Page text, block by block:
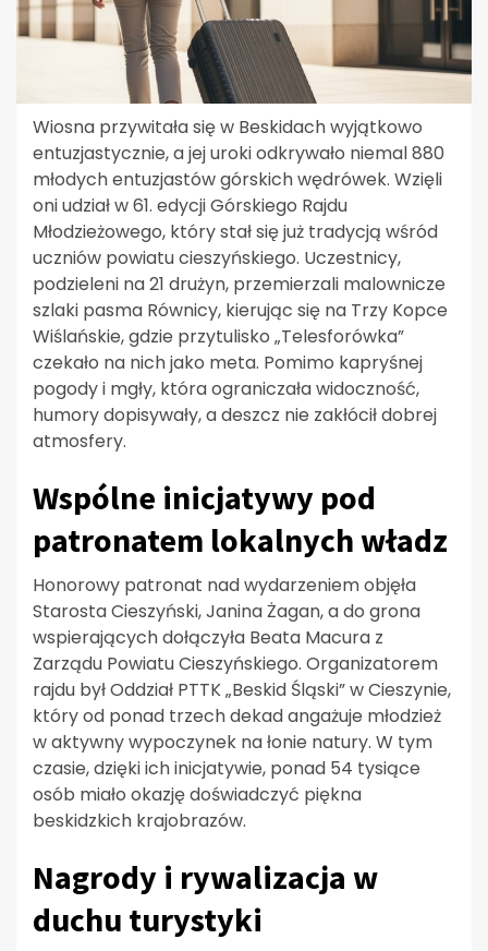
Wiosna przywitała się w Beskidach wyjątkowo
entuzjastycznie, a jej uroki odkrywało niemal 880
młodych entuzjastów górskich wędrówek. Wzięli
oni udział w 61. edycji Górskiego Rajdu
Młodzieżowego, który stał się już tradycją wśród
uczniów powiatu cieszyńskiego. Uczestnicy,
podzieleni na 21 drużyn, przemierzali malownicze
szlaki pasma Równicy, kierując się na Trzy Kopce
Wiślańskie, gdzie przytulisko „Telesforówka”
czekało na nich jako meta. Pomimo kapryśnej
pogody i mgły, która ograniczała widoczność,
humory dopisywały, a deszcz nie zakłócił dobrej
atmosfery.
Wspólne inicjatywy pod
patronatem lokalnych władz
Honorowy patronat nad wydarzeniem objęła
Starosta Cieszyński, Janina Żagan, a do grona
wspierających dołączyła Beata Macura z
Zarządu Powiatu Cieszyńskiego. Organizatorem
rajdu był Oddział PTTK „Beskid Śląski” w Cieszynie,
który od ponad trzech dekad angażuje młodzież
w aktywny wypoczynek na łonie natury. W tym
czasie, dzięki ich inicjatywie, ponad 54 tysiące
osób miało okazję doświadczyć piękna
beskidzkich krajobrazów.
Nagrody i rywalizacja w
duchu turystyki